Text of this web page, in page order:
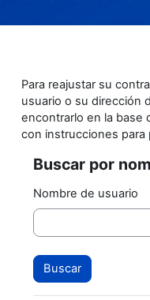
Para reajustar su
usuario o su dirección
encontrarlo en la base
con instrucciones
Buscar por
Buscar por
Nombre de usuario